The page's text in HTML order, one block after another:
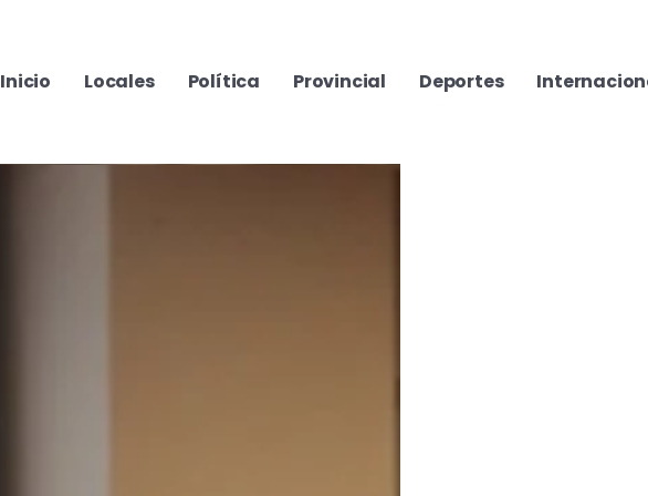
Inicio Locales Política Provincial Deportes